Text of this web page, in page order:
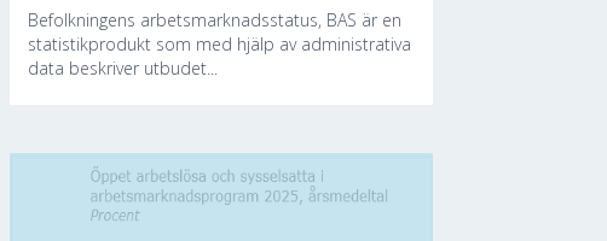
Befolkningens arbetsmarknadsstatus, BAS är en
statistikprodukt som med hjälp av administrativa
data beskriver utbudet...